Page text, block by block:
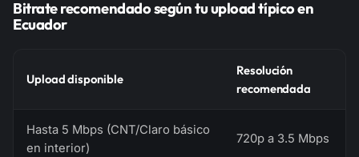
Bitrate recomendado según tu upload típico en
Ecuador
Upload disponible
Resolución
recomendada
Hasta 5 Mbps (CNT/Claro básico
en interior)
720p a 3.5 Mbps